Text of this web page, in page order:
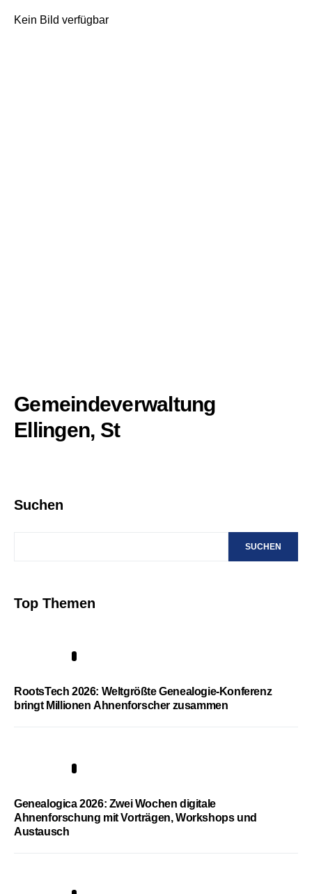
Kein Bild verfügbar
Gemeindeverwaltung
Ellingen, St
Suchen
SUCHEN
Top Themen
RootsTech 2026: Weltgrößte Genealogie-Konferenz
bringt Millionen Ahnenforscher zusammen
Genealogica 2026: Zwei Wochen digitale
Ahnenforschung mit Vorträgen, Workshops und
Austausch